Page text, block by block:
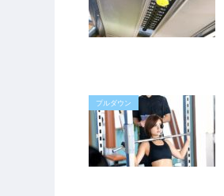
プルダウン